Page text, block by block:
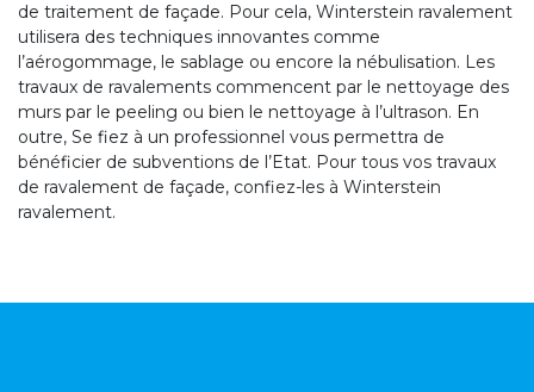
de traitement de façade. Pour cela, Winterstein ravalement
utilisera des techniques innovantes comme
l’aérogommage, le sablage ou encore la nébulisation. Les
travaux de ravalements commencent par le nettoyage des
murs par le peeling ou bien le nettoyage à l’ultrason. En
outre, Se fiez à un professionnel vous permettra de
bénéficier de subventions de l’Etat. Pour tous vos travaux
de ravalement de façade, confiez-les à Winterstein
ravalement.